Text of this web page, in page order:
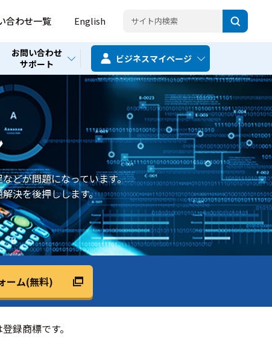
合わせ一覧 English
お問い合わせ
サポート
ビジネスマイページ
どが問題になっています。
決を後押しします。
ーム(無料)
録商標です。